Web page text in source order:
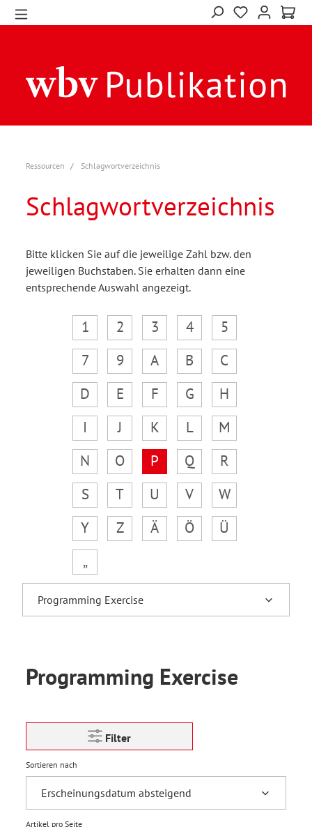
Ressourcen Schlagwortverzeichnis
Schlagwortverzeichnis
Bitte klicken Sie auf die jeweilige Zahl bzw. den
jeweiligen Buchstaben. Sie erhalten dann eine
entsprechende Auswahl angezeigt.
1 2 3 4
5
7
9 A B
C
D
E F G
H
I
J K L
M
N
O P Q
R
S
T U V
W
Y
Z Ä Ö
Ü
„
Programming Exercise
Filter
Sortieren nach
Artikel pro Seite